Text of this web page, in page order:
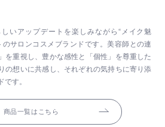
いアップデートを楽しみながら“メイク魅
サロンコスメブランドです。美容師との連
を重視し、豊かな感性と「個性」を尊重した
の想いに共感し、それぞれの気持ちに寄り添
す。
商品一覧はこちら